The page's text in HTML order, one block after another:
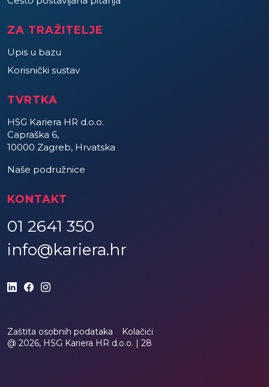
ZA TRAŽITELJE
Upis u bazu
Korisnički sustav
TVRTKA
HSG Kariera HR d.o.o.
Capraška 6,
10000 Zagreb, Hrvatska
Naše podružnice
KONTAKT
01 2641 350
info@kariera.hr
Zaštita osobnih podataka
Kolačići
@ 2026, HSG Kariera HR d.o.o. | 28